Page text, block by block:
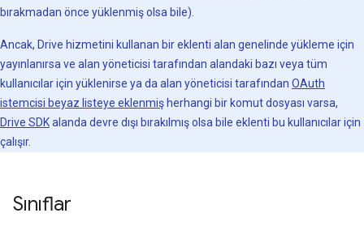
bırakmadan önce yüklenmiş olsa bile).
Ancak, Drive hizmetini kullanan bir eklenti alan genelinde yükleme için
yayınlanırsa ve alan yöneticisi tarafından alandaki bazı veya tüm
kullanıcılar için yüklenirse ya da alan yöneticisi tarafından OAuth
istemcisi beyaz listeye eklenmiş herhangi bir komut dosyası varsa,
Drive SDKalanda devre dışı bırakılmış olsa bile eklenti bu kullanıcılar için
çalışır.
Sınıflar